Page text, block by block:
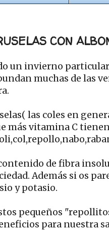
CON
un invierno
muchas de las
las coles en
más vitamina C
de fibra
Además si os
y potasio.
pequeños
para nuestra